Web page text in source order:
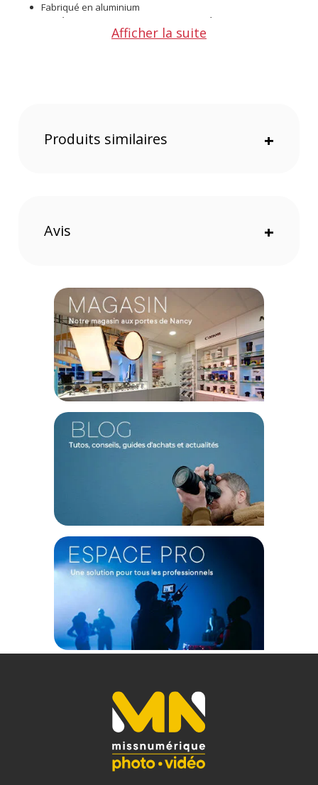
Fabriqué en aluminium
Ne pèse que 1Kg mais supporte jusqu'à 4Kg
Hauteur de 61,5 à 137,7cm
vidéo. Facile à transporter, il peut être utilisé pour les
Configuration
jambe dans n'importe quel angle. Les 4 sections se
verrouillent avec des blocages rotatifs.
Tête fluide
La tête fluide incluse aide à réaliser de beaux mouvements
de caméra. Avec la barre de panoramique, inclinez votre
appareil de -90 à +65 degrés et effectuez des rotations à 360
degrés. Vos mouvements sont fluides et maîtrisés.
Caractéristiques du kit monopode vidéo Manfrotto
Element MII :
TECHNIQUE
Hauteur : 61,5 à 137,7cm
Charge utile : 4Kg
Nombre de sections : 4
Diamètre de la jambe : 15,5 – 19 – 22,5 - 26mm
Niveau à bulle : Oui
Verrouillage des sections : Blocages rotatifs
Inclinaison : -90 à + 65 degrés
Panoramique : 360 degrés
Barre de panoramique : Oui
Afficher la suite
Produits similaires +
Avis +